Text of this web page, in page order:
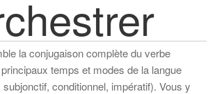
la conjugaison complète du verbe
temps et modes de la langue
conditionnel, impératif). Vous y